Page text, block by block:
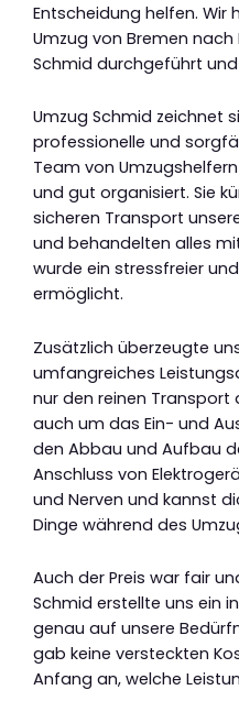
Entscheidung helfen. Wir
Umzug von Bremen
Schmid durchgeführt
Umzug Schmid zeichnet
professionelle und
Team von
und gut organisiert. Sie
sicheren Transport
und behandelten alles
wurde ein stressfreier
ermöglicht.
Zusätzlich überzeugte
umfangreiches
nur den reinen Transport
auch um das Ein- und
den Abbau und Aufbau
Anschluss von
und Nerven und kannst
Dinge während des
Auch der Preis war fair
Schmid erstellte uns ein
genau auf unsere
gab keine versteckten
Anfang an, welche